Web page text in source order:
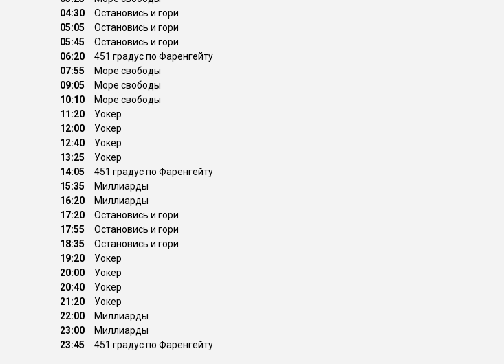
04:30
Остановись и гори
05:05
Остановись и гори
05:45
Остановись и гори
06:20
451 градус по Фаренгейту
07:55
Море свободы
09:05
Море свободы
10:10
Море свободы
11:20
Уокер
12:00
Уокер
12:40
Уокер
13:25
Уокер
14:05
451 градус по Фаренгейту
15:35
Миллиарды
16:20
Миллиарды
17:20
Остановись и гори
17:55
Остановись и гори
18:35
Остановись и гори
19:20
Уокер
20:00
Уокер
20:40
Уокер
21:20
Уокер
22:00
Миллиарды
23:00
Миллиарды
23:45
451 градус по Фаренгейту